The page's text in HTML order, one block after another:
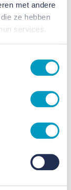
met andere
ze hebben
services.